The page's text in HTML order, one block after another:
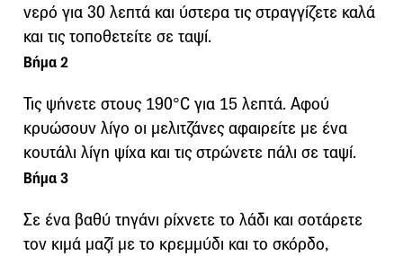
νερό για 30 λεπτά και ύστερα τις στραγγίζετε καλά
και τις τοποθετείτε σε ταψί.
Βήμα 2
Τις ψήνετε στους 190°C για 15 λεπτά. Αφού
κρυώσουν λίγο οι μελιτζάνες αφαιρείτε με ένα
κουτάλι λίγη ψίχα και τις στρώνετε πάλι σε ταψί.
Βήμα 3
Σε ένα βαθύ τηγάνι ρίχνετε το λάδι και σοτάρετε
τον κιμά μαζί με το κρεμμύδι και το σκόρδο,